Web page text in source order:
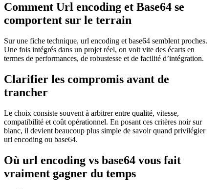
Comment Url encoding et Base64 se
comportent sur le terrain
Sur une fiche technique, url encoding et base64 semblent proches.
Une fois intégrés dans un projet réel, on voit vite des écarts en
termes de performances, de robustesse et de facilité d’intégration.
Clarifier les compromis avant de
trancher
Le choix consiste souvent à arbitrer entre qualité, vitesse,
compatibilité et coût opérationnel. En posant ces critères noir sur
blanc, il devient beaucoup plus simple de savoir quand privilégier
url encoding ou base64.
Où url encoding vs base64 vous fait
vraiment gagner du temps